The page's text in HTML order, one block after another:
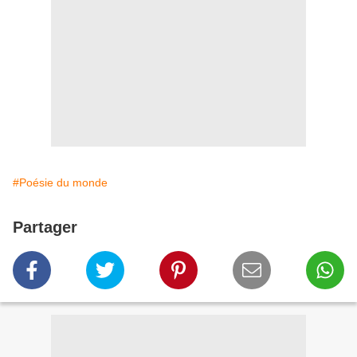
#Poésie du monde
Partager